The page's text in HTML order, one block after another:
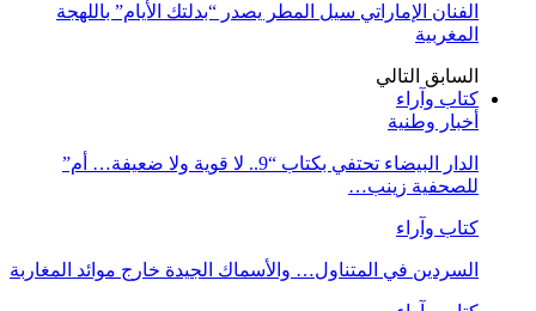
الفنان الإماراتي سيل المطر يصدر “بدلتك الأيام” باللهجة
المغربية
السابق التالي
كتاب وآراء
أخبار وطنية
الدار البيضاء تحتفي بكتاب “9.. لا قوية ولا ضعيفة… أم”
للصحفية زينب…
كتاب وآراء
السردين في المتناول… والأسماك الجيدة خارج موائد المغاربة